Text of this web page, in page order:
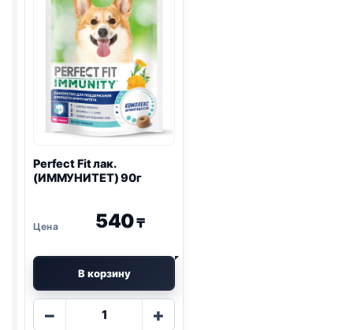
Perfect Fit лак.
(ИММУНИТЕТ) 90г
540₸
В корзину
−
Количество
+